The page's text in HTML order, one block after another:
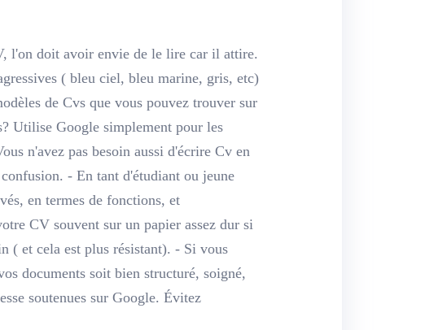
l'on doit avoir envie de le lire car il attire.
( bleu ciel, bleu marine, gris, etc)
de Cvs que vous pouvez trouver sur
Utilise Google simplement pour les
n'avez pas besoin aussi d'écrire Cv en
- En tant d'étudiant ou jeune
en termes de fonctions, et
CV souvent sur un papier assez dur si
( et cela est plus résistant). - Si vous
documents soit bien structuré, soigné,
soutenues sur Google. Évitez